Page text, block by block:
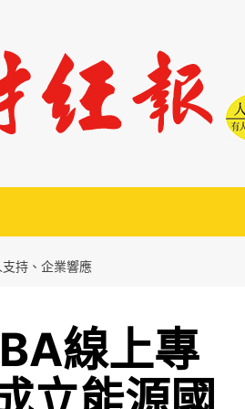
持、企業響應
線上專